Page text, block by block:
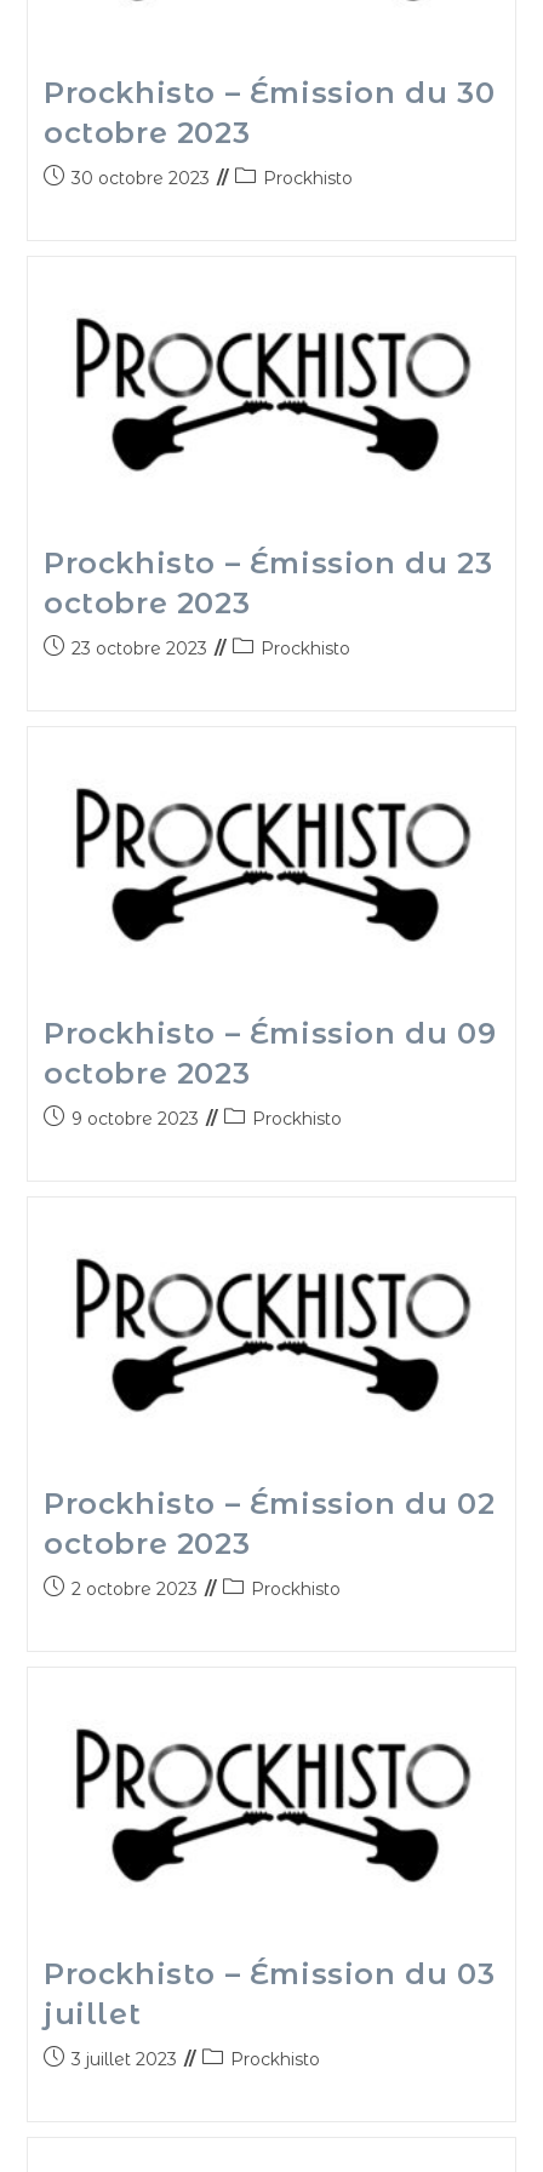
Prockhisto – Émission du 30
octobre 2023
30 octobre 2023 Prockhisto
Prockhisto – Émission du 23
octobre 2023
23 octobre 2023 Prockhisto
Prockhisto – Émission du 09
octobre 2023
9 octobre 2023 Prockhisto
Prockhisto – Émission du 02
octobre 2023
2 octobre 2023 Prockhisto
Prockhisto – Émission du 03
juillet
3 juillet 2023 Prockhisto